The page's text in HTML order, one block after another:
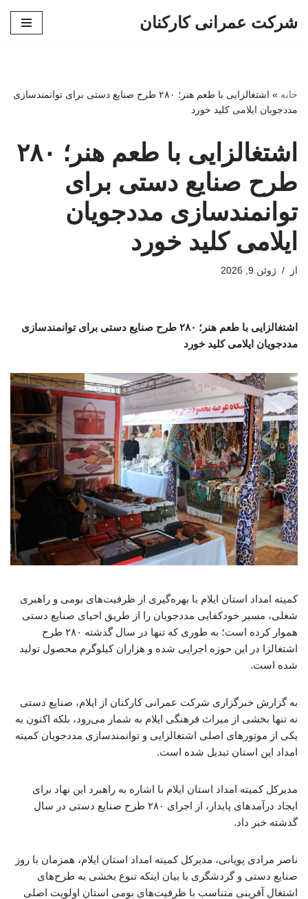
شرکت عمرانی کارکنان
خانه »
اشتغالزایی با طعم هنر؛ ۲۸۰ طرح صنایع دستی برای توانمندسازی
مددجویان ایلامی کلید خورد
اشتغالزایی با طعم هنر؛ ۲۸۰
طرح صنایع دستی برای
توانمندسازی مددجویان
ایلامی کلید خورد
از ژوئن 9, 2026
اشتغالزایی با طعم هنر؛ ۲۸۰ طرح صنایع دستی برای توانمندسازی
مددجویان ایلامی کلید خورد
کمیته امداد استان ایلام با بهره‌گیری از ظرفیت‌های بومی و راهبری
شغلی، مسیر خودکفایی مددجویان را از طریق احیای صنایع دستی
هموار کرده است؛ به طوری که تنها در سال گذشته ۲۸۰ طرح
اشتغالزا در این حوزه اجرایی شده و هزاران کیلوگرم محصول تولید
شده است.
به گزارش خبرگزاری شرکت عمرانی کارکنان از ایلام، صنایع دستی
نه تنها بخشی از میراث فرهنگی ایلام به شمار می‌رود، بلکه اکنون به
یکی از موتورهای اصلی اشتغالزایی و توانمندسازی مددجویان کمیته
امداد این استان تبدیل شده است.
مدیرکل کمیته امداد استان ایلام با اشاره به راهبرد این نهاد برای
ایجاد درآمدهای پایدار، از اجرای ۲۸۰ طرح صنایع دستی در سال
گذشته خبر داد.
ناصر مرادی پویانی، مدیرکل کمیته امداد استان ایلام، همزمان با روز
صنایع دستی و گردشگری با بیان اینکه تنوع بخشی به طرح‌های
اشتغال آفرینی متناسب با ظرفیت‌های بومی استان اولویت اصلی